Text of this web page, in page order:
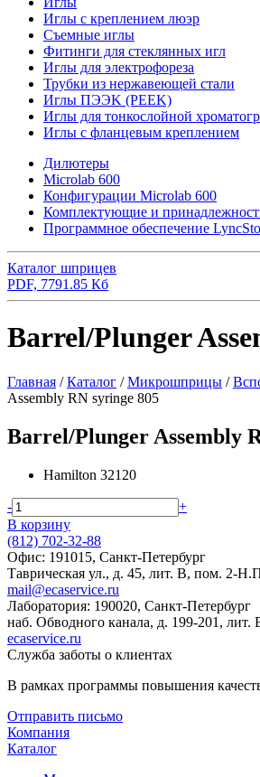
Иглы с креплением люэр
Съемные иглы
Фитинги для стеклянных игл
Иглы для электрофореза
Трубки из нержавеющей стали
Иглы ПЭЭK (PEEK)
Иглы для тонкослойной
Иглы с фланцевым креплением
Дилютеры
Microlab 600
Конфигурации Microlab 600
Комплектующие и
Программное обеспечение
Каталог шприцев
PDF, 7791.85 Кб
Barrel/Plunger
Главная /Каталог /Микрошприцы /
Assembly RN syringe 805
Barrel/Plunger Assembly
Hamilton 32120
-
+
В корзину
(812) 702-32-88
Офис: 191015, Санкт-Петербург
Таврическая ул., д. 45, лит. В, пом. 2-Н.
mail@ecaservice.ru
Лаборатория: 190020, Санкт-Петербург
наб. Обводного канала, д. 199-201,
ecaservice.ru
Служба заботы о клиентах
В рамках программы повышения
Отправить письмо
Компания
Каталог